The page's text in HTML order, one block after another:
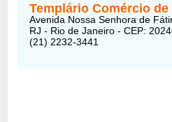
Templário Comércio de
Avenida Nossa Senhora de
RJ - Rio de Janeiro - CEP:
(21) 2232-3441